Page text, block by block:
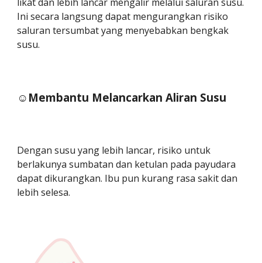
Ini secara langsung dapat mengurangkan risiko
saluran tersumbat yang menyebabkan bengkak
susu.
☺️Membantu Melancarkan Aliran Susu
Dengan susu yang lebih lancar, risiko untuk
berlakunya sumbatan dan ketulan pada payudara
dapat dikurangkan. Ibu pun kurang rasa sakit dan
lebih selesa.